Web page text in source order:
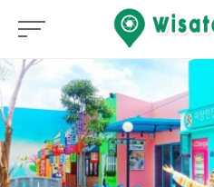
Skip
content